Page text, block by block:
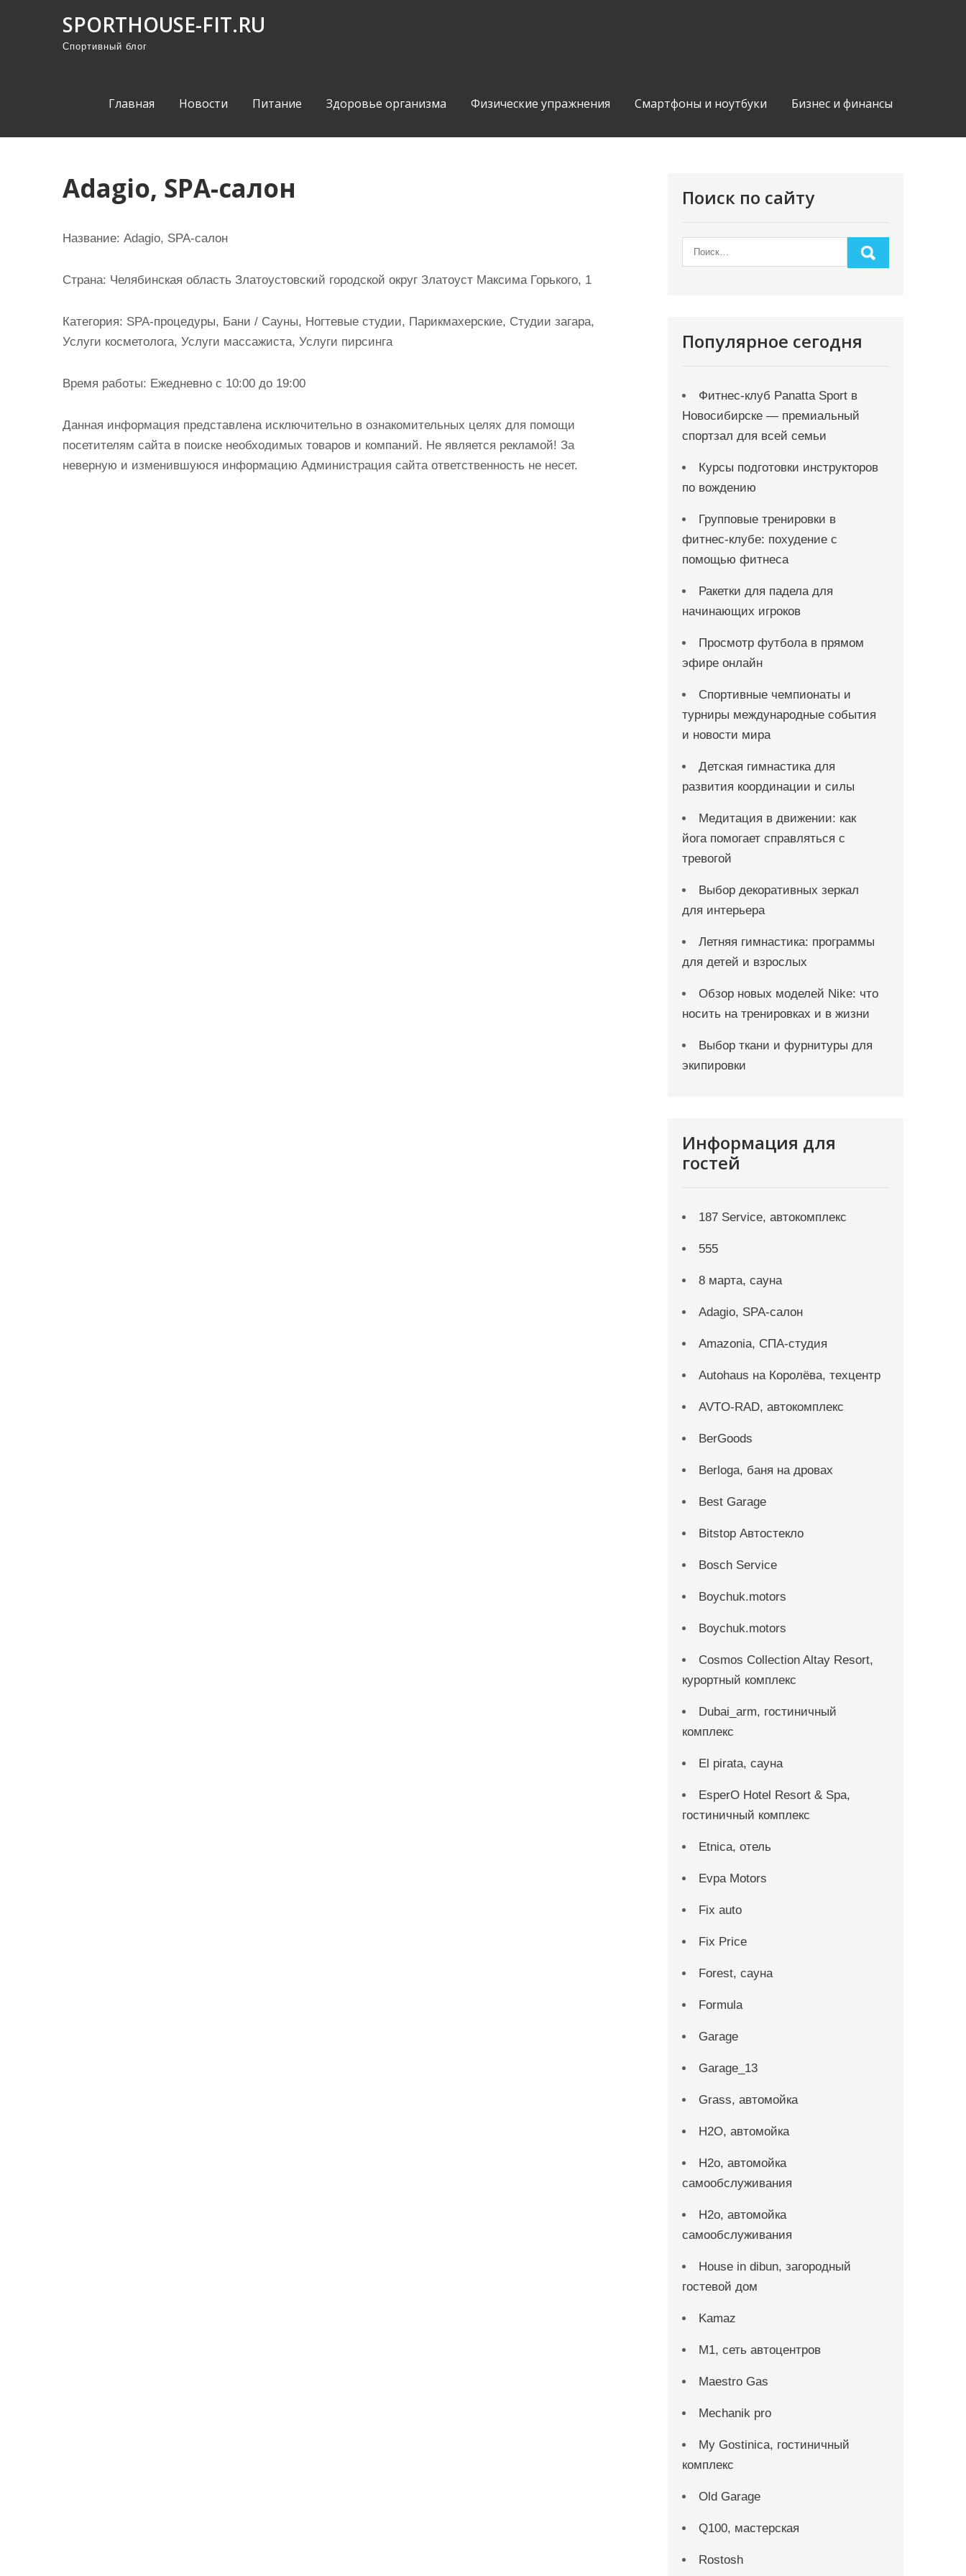
SPORTHOUSE-FIT.RU
Спортивный блог
Главная Новости Питание Здоровье организма Физические упражнения Смартфоны и ноутбуки Бизнес и финансы
Adagio, SPA-салон
Название: Adagio, SPA-салон
Страна: Челябинская область Златоустовский городской округ Златоуст Максима Горького, 1
Категория: SPA-процедуры, Бани / Сауны, Ногтевые студии, Парикмахерские, Студии загара,
Услуги косметолога, Услуги массажиста, Услуги пирсинга
Время работы: Ежедневно с 10:00 до 19:00
Данная информация представлена исключительно в ознакомительных целях для помощи
посетителям сайта в поиске необходимых товаров и компаний. Не является рекламой! За
неверную и изменившуюся информацию Администрация сайта ответственность не несет.
Поиск по сайту
Популярное сегодня
Фитнес-клуб Panatta Sport в
Новосибирске — премиальный
спортзал для всей семьи
Курсы подготовки инструкторов
по вождению
Групповые тренировки в
фитнес-клубе: похудение с
помощью фитнеса
Ракетки для падела для
начинающих игроков
Просмотр футбола в прямом
эфире онлайн
Спортивные чемпионаты и
турниры международные события
и новости мира
Детская гимнастика для
развития координации и силы
Медитация в движении: как
йога помогает справляться с
тревогой
Выбор декоративных зеркал
для интерьера
Летняя гимнастика: программы
для детей и взрослых
Обзор новых моделей Nike: что
носить на тренировках и в жизни
Выбор ткани и фурнитуры для
экипировки
Информация для
гостей
187 Service, автокомплекс
555
8 марта, сауна
Adagio, SPA-салон
Amazonia, СПА-студия
Autohaus на Королёва, техцентр
AVTO-RAD, автокомплекс
BerGoods
Berloga, баня на дровах
Best Garage
Bitstop Автостекло
Bosch Service
Boychuk.motors
Boychuk.motors
Cosmos Collection Altay Resort,
курортный комплекс
Dubai_arm, гостиничный
комплекс
El pirata, сауна
EsperO Hotel Resort & Spa,
гостиничный комплекс
Etnica, отель
Evpa Motors
Fix auto
Fix Price
Forest, сауна
Formula
Garage
Garage_13
Grass, автомойка
H2O, автомойка
H2o, автомойка
самообслуживания
H2o, автомойка
самообслуживания
House in dibun, загородный
гостевой дом
Kamaz
M1, сеть автоцентров
Maestro Gas
Mechanik pro
My Gostinica, гостиничный
комплекс
Old Garage
Q100, мастерская
Rostosh